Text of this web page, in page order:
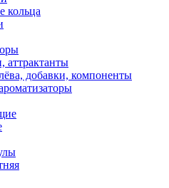
кольца
аттрактанты
добавки, компоненты